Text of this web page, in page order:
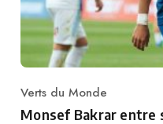
Category
Verts du Monde
Monsef Bakrar